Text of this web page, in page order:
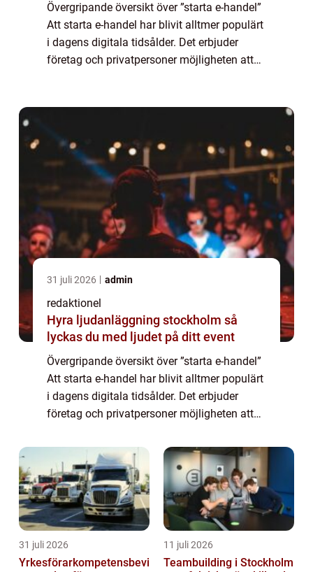
Övergripande översikt över ”starta e-handel”
Att starta e-handel har blivit alltmer populärt
i dagens digitala tidsålder. Det erbjuder
företag och privatpersoner möjligheten att
31 juli 2026 admin
redaktionel
Hyra ljudanläggning stockholm så
lyckas du med ljudet på ditt event
Övergripande översikt över ”starta e-handel”
Att starta e-handel har blivit alltmer populärt
i dagens digitala tidsålder. Det erbjuder
företag och privatpersoner möjligheten att
För att framgån...
31 juli 2026
Yrkesförarkompetensbevi
11 juli 2026
Teambuilding i Stockholm